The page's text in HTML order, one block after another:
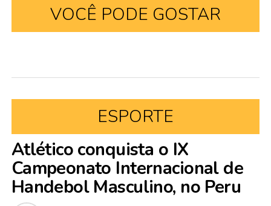
VOCÊ PODE GOSTAR
ESPORTE
Atlético conquista o IX
Campeonato Internacional de
Handebol Masculino, no Peru